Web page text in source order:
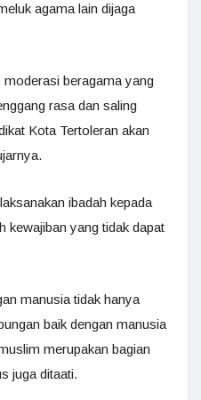
agama lain dijaga
moderasi beragama yang
rasa dan saling
Kota Tertoleran akan
ibadah kepada
kewajiban yang tidak dapat
manusia tidak hanya
baik dengan manusia
merupakan bagian
juga ditaati.